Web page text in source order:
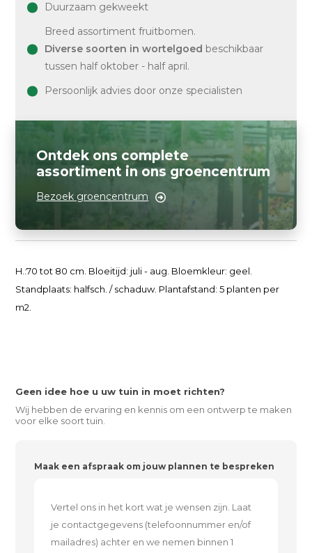
Duurzaam gekweekt
Breed assortiment fruitbomen.
Diverse soorten in wortelgoed beschikbaar
tussen half oktober - half april.
Persoonlijk advies door onze specialisten
Ontdek ons complete
assortiment in ons groencentrum
Bezoek groencentrum
H.:70 tot 80 cm. Bloeitijd: juli - aug. Bloemkleur: geel.
Standplaats: halfsch. / schaduw. Plantafstand: 5 planten per
m2.
Geen idee hoe u uw tuin in moet richten?
Wij hebben de ervaring en kennis om een ontwerp te maken
voor elke soort tuin.
Maak een afspraak om jouw plannen te bespreken